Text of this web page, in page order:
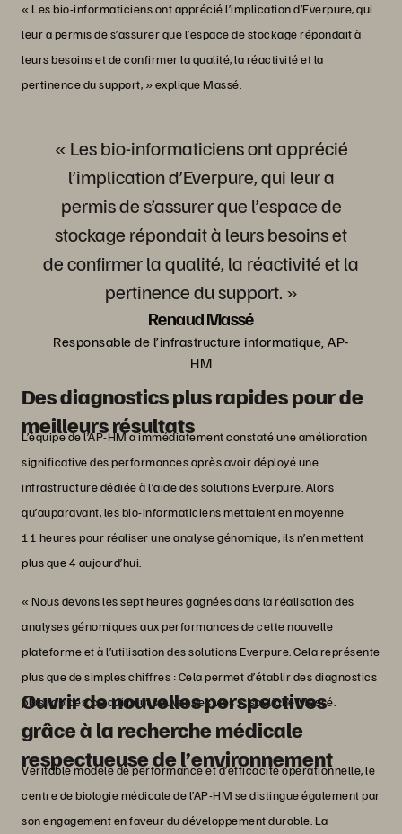
« Les bio-informaticiens ont apprécié l’implication d’Everpure, qui
leur a permis de s’assurer que l’espace de stockage répondait à
leurs besoins et de confirmer la qualité, la réactivité et la
pertinence du support, » explique Massé.
« Les bio-informaticiens ont apprécié
l’implication d’Everpure, qui leur a
permis de s’assurer que l’espace de
stockage répondait à leurs besoins et
de confirmer la qualité, la réactivité et la
pertinence du support. »
Renaud Massé
Responsable de l’infrastructure informatique, AP-
HM
Des diagnostics plus rapides pour de
meilleurs résultats
L’équipe de l’AP-HM a immédiatement constaté une amélioration
significative des performances après avoir déployé une
infrastructure dédiée à l’aide des solutions Everpure. Alors
qu’auparavant, les bio-informaticiens mettaient en moyenne
11 heures pour réaliser une analyse génomique, ils n’en mettent
plus que 4 aujourd’hui.
« Nous devons les sept heures gagnées dans la réalisation des
analyses génomiques aux performances de cette nouvelle
plateforme et à l’utilisation des solutions Everpure. Cela représente
plus que de simples chiffres : Cela permet d’établir des diagnostics
plus rapides, ce qui peut sauver des vies », souligne Massé.
Ouvrir de nouvelles perspectives
grâce à la recherche médicale
respectueuse de l’environnement
Véritable modèle de performance et d’efficacité opérationnelle, le
centre de biologie médicale de l’AP-HM se distingue également par
son engagement en faveur du développement durable. La